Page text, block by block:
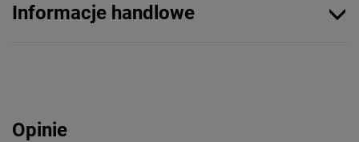
Informacje handlowe
Opinie